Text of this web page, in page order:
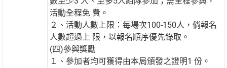
活動全程免 費。
２、活動人數上限：每場次100-150人，倘報名
人數超過上 限，以報名順序優先錄取。
(四)參與獎勵
１、參加者均可獲得由本局頒發之證明1 份。